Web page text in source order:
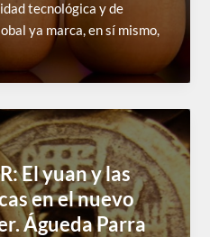
tecnológica y de
ya marca, en sí mismo,
El yuan y las
en el nuevo
Águeda Parra